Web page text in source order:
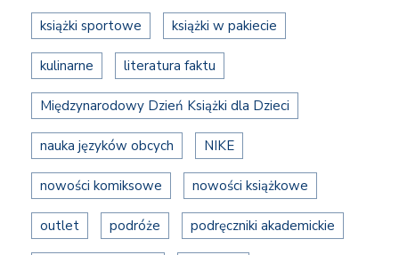
książki sportowe książki w pakiecie
kulinarne literatura faktu
Międzynarodowy Dzień Książki dla Dzieci
nauka języków obcych NIKE
nowości komiksowe nowości książkowe
outlet podróże podręczniki akademickie